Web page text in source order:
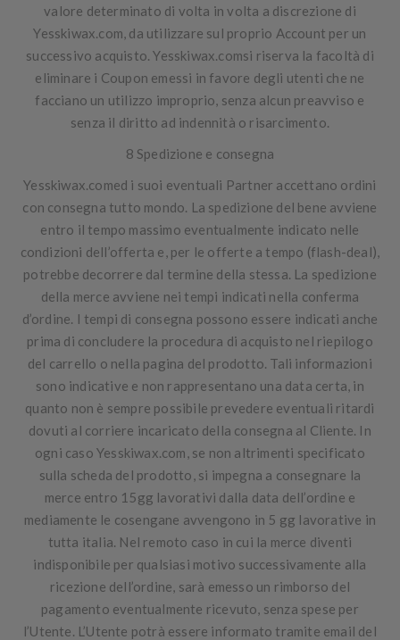
valore determinato di volta in volta a discrezione di
Yesskiwax.com, da utilizzare sul proprio Account per un
successivo acquisto. Yesskiwax.comsi riserva la facoltà di
eliminare i Coupon emessi in favore degli utenti che ne
facciano un utilizzo improprio, senza alcun preavviso e
senza il diritto ad indennità o risarcimento.
8 Spedizione e consegna
Yesskiwax.comed i suoi eventuali Partner accettano ordini
con consegna tutto mondo. La spedizione del bene avviene
entro il tempo massimo eventualmente indicato nelle
condizioni dell’offerta e, per le offerte a tempo (flash-deal),
potrebbe decorrere dal termine della stessa. La spedizione
della merce avviene nei tempi indicati nella conferma
d’ordine. I tempi di consegna possono essere indicati anche
prima di concludere la procedura di acquisto nel riepilogo
del carrello o nella pagina del prodotto. Tali informazioni
sono indicative e non rappresentano una data certa, in
quanto non è sempre possibile prevedere eventuali ritardi
dovuti al corriere incaricato della consegna al Cliente. In
ogni caso Yesskiwax.com, se non altrimenti specificato
sulla scheda del prodotto, si impegna a consegnare la
merce entro 15gg lavorativi dalla data dell’ordine e
mediamente le cosengane avvengono in 5 gg lavorative in
tutta italia. Nel remoto caso in cui la merce diventi
indisponibile per qualsiasi motivo successivamente alla
ricezione dell’ordine, sarà emesso un rimborso del
pagamento eventualmente ricevuto, senza spese per
l’Utente. L’Utente potrà essere informato tramite email del